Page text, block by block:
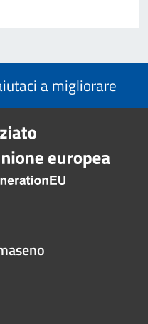
a migliorare